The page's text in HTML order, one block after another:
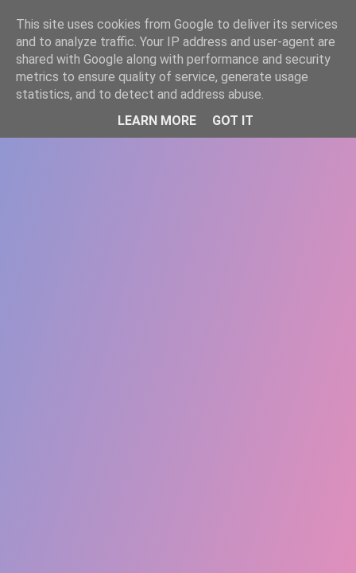
WWW.GAZISTI.RO
This site uses cookies from Google to deliver its services
and to analyze traffic. Your IP address and user-agent are
shared with Google along with performance and security
metrics to ensure quality of service, generate usage
statistics, and to detect and address abuse.
LEARN MORE
GOT IT